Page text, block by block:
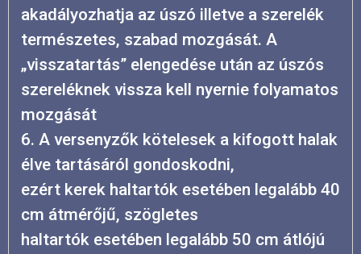
akadályozhatja az úszó illetve a szerelék
természetes, szabad mozgását. A
„visszatartás” elengedése után az úszós
szereléknek vissza kell nyernie folyamatos
mozgását
6. A versenyzők kötelesek a kifogott halak
élve tartásáról gondoskodni,
ezért kerek haltartók esetében legalább 40
cm átmérőjű, szögletes
haltartók esetében legalább 50 cm átlójú